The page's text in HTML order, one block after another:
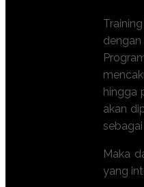
hingga
akan
Maka
yang